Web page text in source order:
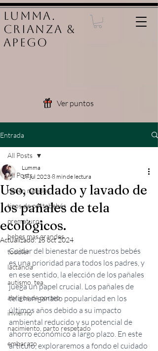
LUMMA.
Crianza &
Apego
Ver puntos
Entrada
All Posts
recién nacidos
tipos de portabebés
prematuros
bebes mas grandes
toddler
lactancia
autismo, tea,
abrigos de porteo
invierno
nacimiento, parto respetado
embarazo
All Posts
Uso, cuidado y lavado de
los pañales de tela
ecológicos.
Lumma
19 jul 2023 8 min de lectura
Actualizado:15 oct 2024
Cuidar del bienestar de nuestros bebés
es una prioridad para todos los padres, y
en ese sentido, la elección de los pañales
juega un papel crucial. Los pañales de
tela han ganado popularidad en los
últimos años debido a su impacto
ambiental reducido y su potencial de
ahorro económico a largo plazo. En este
artículo, exploraremos a fondo el cuidado